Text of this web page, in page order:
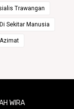
Trawangan
Sekitar Manusia
WIRA